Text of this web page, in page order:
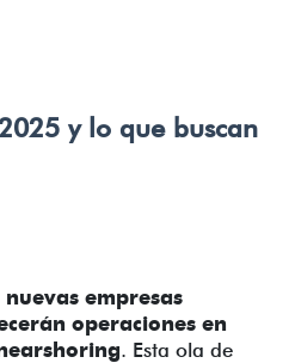
y lo que buscan
empresas
operaciones en
. Esta ola de